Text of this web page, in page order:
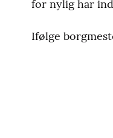
for nylig har
Ifølge